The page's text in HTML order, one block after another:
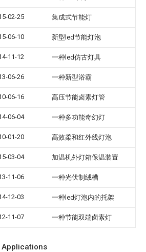
02-25 集成式节能灯
06-10 新型led节能灯泡
11-12 一种led仿古灯具
06-26 一种新型浴霸
06-16 高压节能卤素灯管
06-04 一种多功能奇幻灯
01-20 高效柔和红外线灯泡
03-04 加温机外灯箱保温装置
11-06 一种光伏制绒槽
12-03 一种led灯泡内的托架
11-07 一种节能双端卤素灯
Applications